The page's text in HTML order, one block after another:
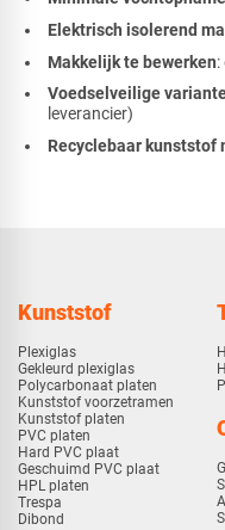
Elektrisch isolerend
Makkelijk te bewerken
Voedselveilige
leverancier)
Recyclebaar kunststof
Kunststof
Plexiglas
Gekleurd plexiglas
Polycarbonaat platen
Kunststof voorzetramen
Kunststof platen
PVC platen
Hard PVC plaat
Geschuimd PVC plaat
HPL platen
Trespa
Dibond